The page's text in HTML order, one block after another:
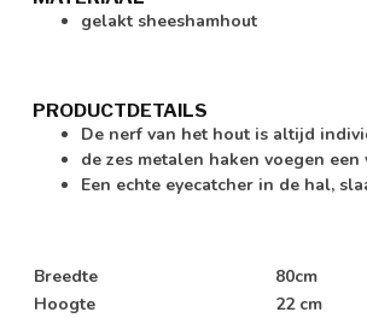
gelakt sheeshamhout
PRODUCTDETAILS
De nerf van het hout is altijd
de zes metalen haken voegen
Een echte eyecatcher in de hal,
Breedte
80cm
Hoogte
22 cm